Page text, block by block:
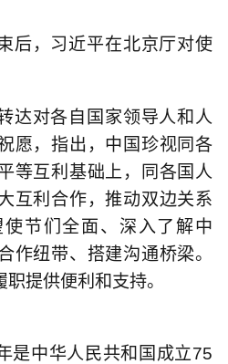
后，习近平在北京厅对使
达对各自国家领导人和人
愿，指出，中国珍视同各
等互利基础上，同各国人
互利合作，推动双边关系
节们全面、深入了解中
作纽带、搭建沟通桥梁。
提供便利和支持。
是中华人民共和国成立75